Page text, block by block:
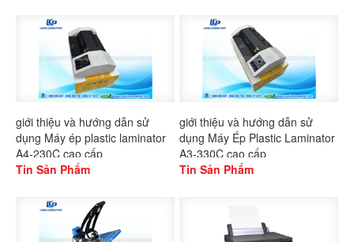
giới thiệu và hướng dẫn sử
dụng Máy ép plastic laminator
A4-230C cao cấp
Tin Sản Phẩm
giới thiệu và hướng dẫn sử
dụng Máy Ép Plastic Laminator
A3-330C cao cấp
Tin Sản Phẩm